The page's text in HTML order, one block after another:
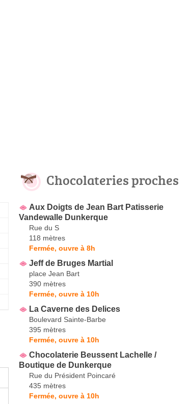
Chocolateries proches
Aux Doigts de Jean Bart Patisserie
Vandewalle Dunkerque
Rue du S
118 mètres
Fermée, ouvre à 8h
Jeff de Bruges Martial
place Jean Bart
390 mètres
Fermée, ouvre à 10h
La Caverne des Delices
Boulevard Sainte-Barbe
395 mètres
Fermée, ouvre à 10h
Chocolaterie Beussent Lachelle /
Boutique de Dunkerque
Rue du Président Poincaré
435 mètres
Fermée, ouvre à 10h